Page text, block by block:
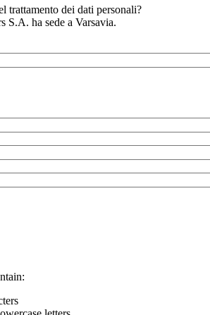
trattamento dei dati personali?
ha sede a Varsavia.